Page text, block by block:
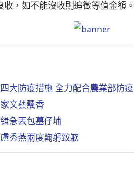
，如不能沒收則追徵等值金額。
大防疫措施 全力配合農業部防疫
文藝飄香
急丟包墓仔埔
秀燕兩度鞠躬致歉